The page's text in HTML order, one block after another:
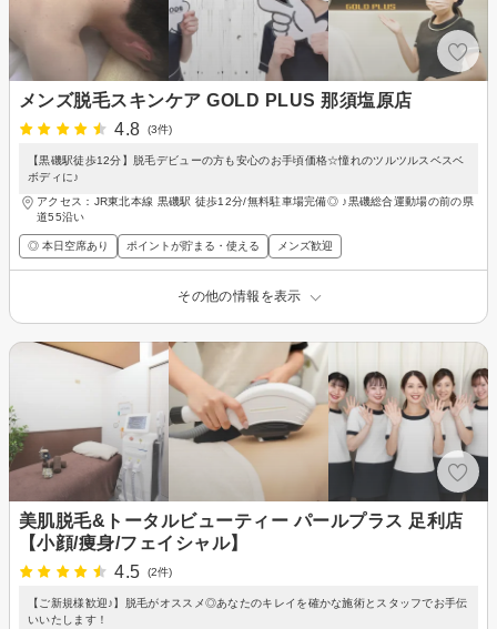
メンズ脱毛スキンケア GOLD PLUS 那須塩原店
4.8
(3件)
【黒磯駅徒歩12分】脱毛デビューの方も安心のお手頃価格☆憧れのツルツルスベスベ
ボディに♪
アクセス：JR東北本線 黒磯駅 徒歩12分/無料駐車場完備◎ ♪黒磯総合運動場の前の県
道55沿い
◎ 本日空席あり ポイントが貯まる・使える メンズ歓迎
その他の情報を表示
美肌脱毛&トータルビューティー パールプラス 足利店
【小顔/痩身/フェイシャル】
4.5
(2件)
【ご新規様歓迎♪】脱毛がオススメ◎あなたのキレイを確かな施術とスタッフでお手伝
いいたします！